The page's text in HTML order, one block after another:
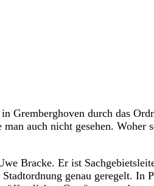
Gremberghoven durch das
auch nicht gesehen. Woher
Bracke. Er ist
genau geregelt. In